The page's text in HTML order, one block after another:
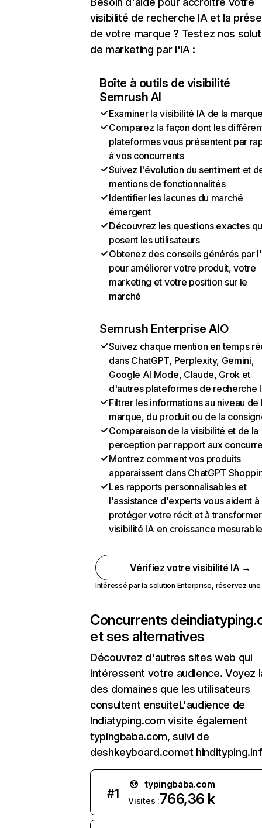
visibilité de recherche IA et la
de votre marque ? Testez nos
de marketing par l'IA :
Boîte à outils de visibilité
Semrush AI
Examiner la visibilité IA de la
Comparez la façon dont les
plateformes vous présentent par
à vos concurrents
Suivez l'évolution du sentiment et
mentions de fonctionnalités
Identifier les lacunes du marché
émergent
Découvrez les questions exactes
posent les utilisateurs
Obtenez des conseils générés par
pour améliorer votre produit, votre
marketing et votre position sur le
marché
Semrush Enterprise AIO
Suivez chaque mention en temps
dans ChatGPT, Perplexity, Gemini,
Google AI Mode, Claude, Grok et
d'autres plateformes de recherche
Filtrer les informations au niveau de
marque, du produit ou de la
Comparaison de la visibilité et de la
perception par rapport aux
Montrez comment vos produits
apparaissent dans ChatGPT
Les rapports personnalisables et
l'assistance d'experts vous aident à
protéger votre récit et à
visibilité IA en croissance
Vérifiez votre visibilité IA →
Intéressé par la solution Enterprise, réservez
Concurrents de
et ses alternatives
Découvrez d'autres sites web qui
intéressent votre audience. Voyez
des domaines que les utilisateurs
consultent ensuiteL'audience de
Indiatyping.com visite également
typingbaba.com, suivi de
deshkeyboard.comet
#1
typingbaba.com
Visites :766,36 k